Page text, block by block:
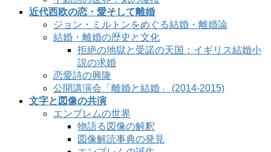
近代西欧の恋・愛そして離婚
ジョン・ミルトンをめぐる結婚・離婚論
結婚・離婚の歴史と文化
拒絶の地獄と受諾の天国：イギリス結婚小
説の求婚
恋愛詩の興隆
公開講演会「離婚と結婚」 (2014-2015)
文字と図像の共演
エンブレムの世界
物語る図像の解釈
図像解読事典の発見